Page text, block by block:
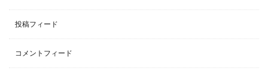
投稿フィード
コメントフィード